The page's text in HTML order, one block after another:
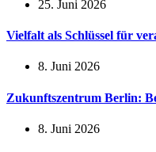
25. Juni 2026
Vielfalt als Schlüssel für
8. Juni 2026
Zukunftszentrum Berlin:
8. Juni 2026